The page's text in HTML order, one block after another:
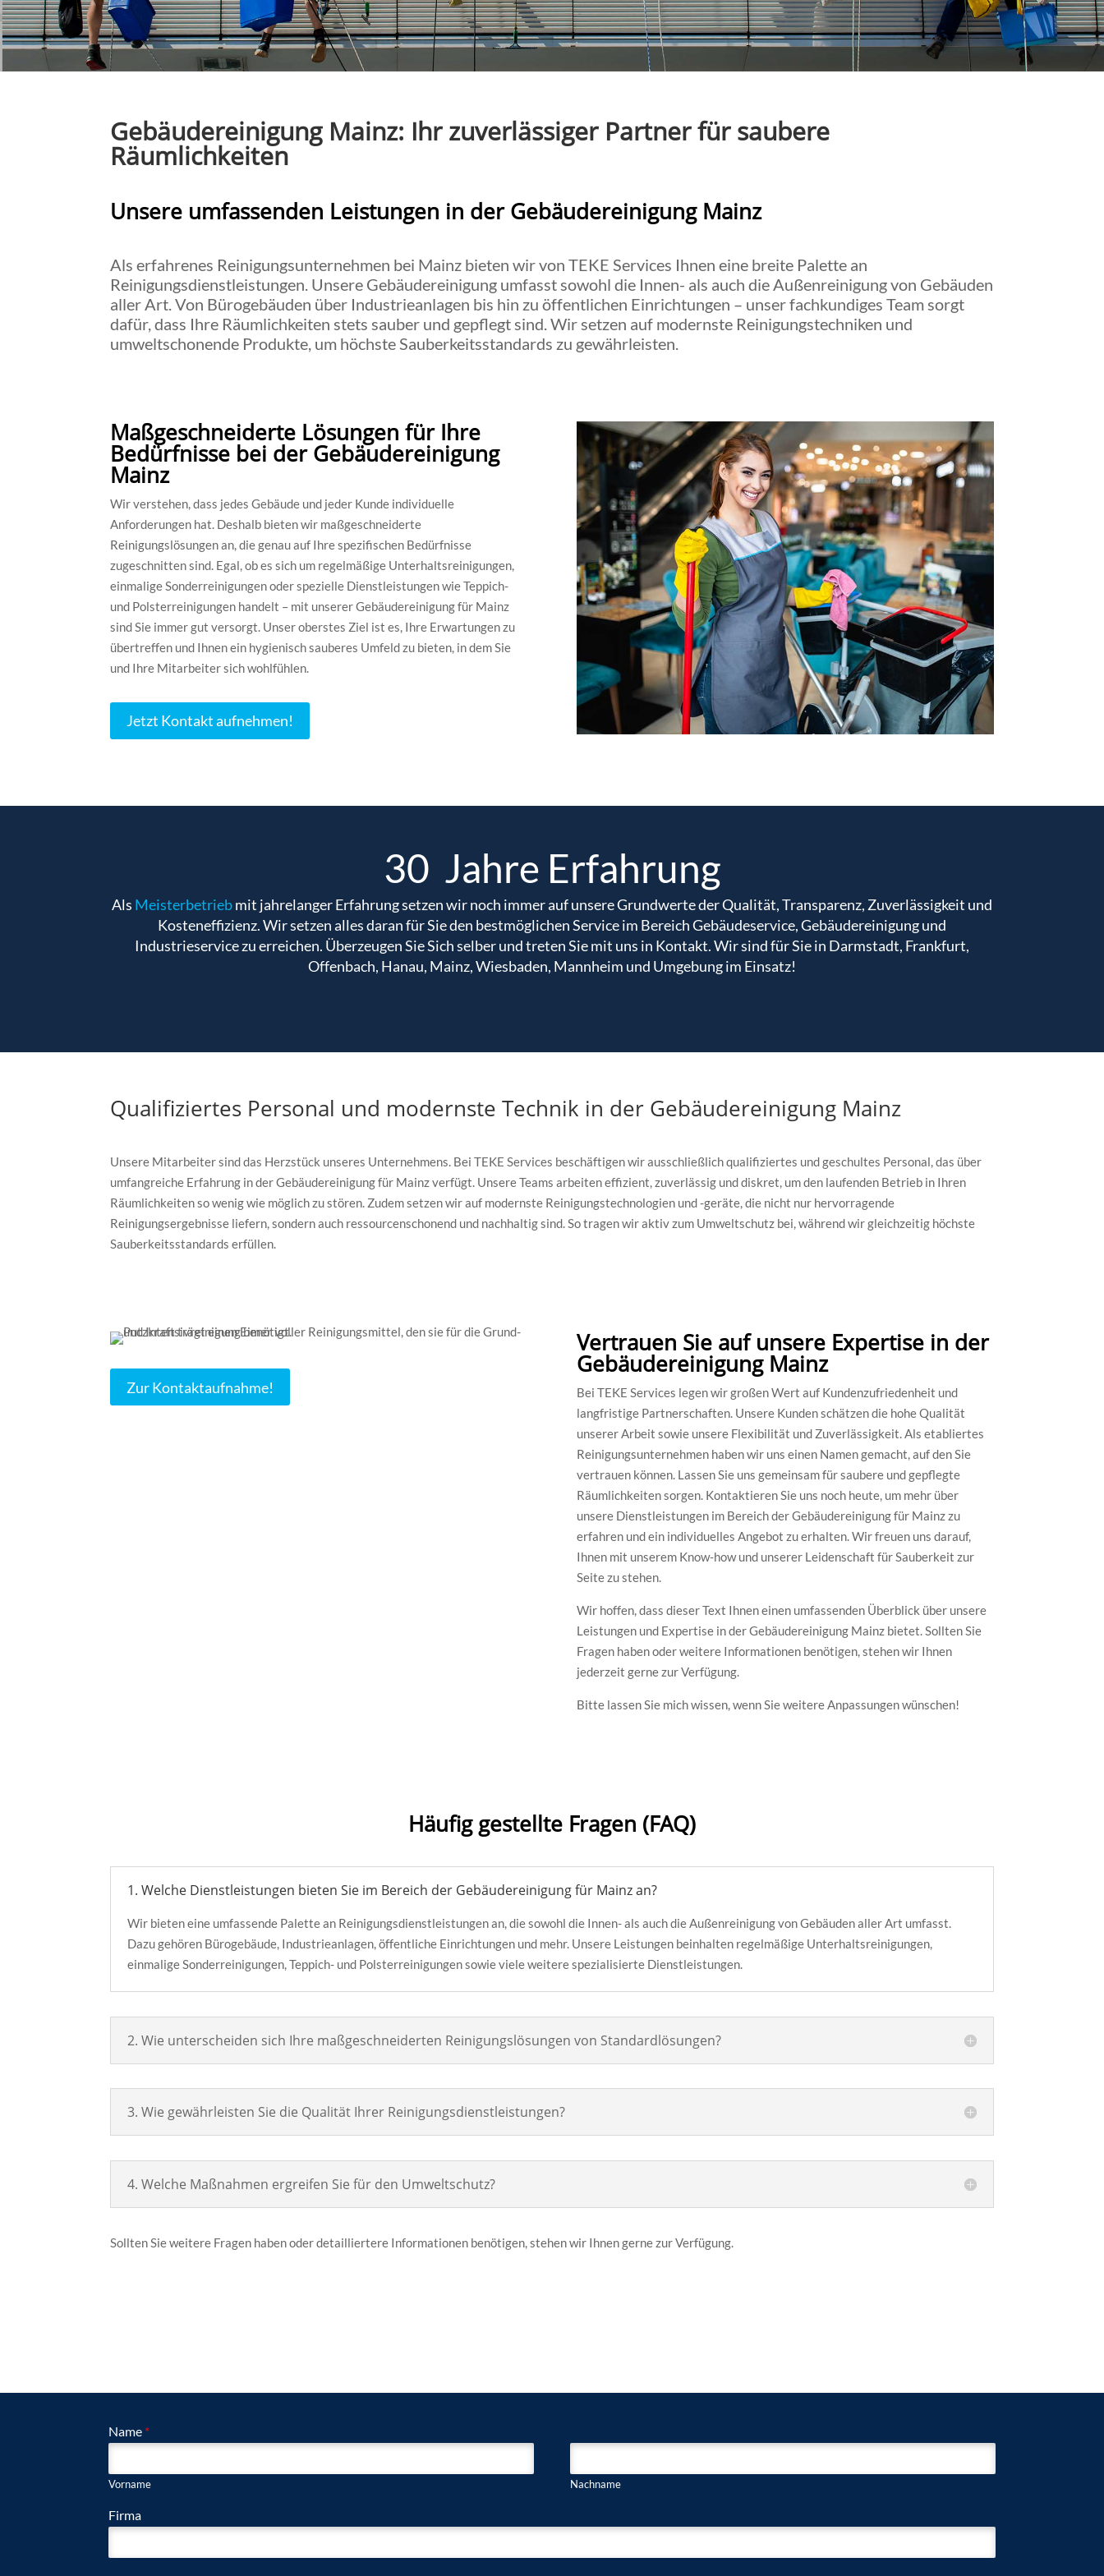
Gebäudereinigung Mainz: Ihr zuverlässiger Partner für saubere
Räumlichkeiten
Unsere umfassenden Leistungen in der Gebäudereinigung Mainz
Als erfahrenes Reinigungsunternehmen bei Mainz bieten wir von TEKE Services Ihnen eine breite Palette an
Reinigungsdienstleistungen. Unsere Gebäudereinigung umfasst sowohl die Innen- als auch die Außenreinigung von Gebäuden
aller Art. Von Bürogebäuden über Industrieanlagen bis hin zu öffentlichen Einrichtungen – unser fachkundiges Team sorgt
dafür, dass Ihre Räumlichkeiten stets sauber und gepflegt sind. Wir setzen auf modernste Reinigungstechniken und
umweltschonende Produkte, um höchste Sauberkeitsstandards zu gewährleisten.
Maßgeschneiderte Lösungen für Ihre
Bedürfnisse bei der Gebäudereinigung
Mainz
Wir verstehen, dass jedes Gebäude und jeder Kunde individuelle
Anforderungen hat. Deshalb bieten wir maßgeschneiderte
Reinigungslösungen an, die genau auf Ihre spezifischen Bedürfnisse
zugeschnitten sind. Egal, ob es sich um regelmäßige Unterhaltsreinigungen,
einmalige Sonderreinigungen oder spezielle Dienstleistungen wie Teppich-
und Polsterreinigungen handelt – mit unserer Gebäudereinigung für Mainz
sind Sie immer gut versorgt. Unser oberstes Ziel ist es, Ihre Erwartungen zu
übertreffen und Ihnen ein hygienisch sauberes Umfeld zu bieten, in dem Sie
und Ihre Mitarbeiter sich wohlfühlen.
Jetzt Kontakt aufnehmen!
30 Jahre Erfahrung
Als Meisterbetriebmit jahrelanger Erfahrung setzen wir noch immer auf unsere Grundwerte der Qualität, Transparenz, Zuverlässigkeit und
Kosteneffizienz. Wir setzen alles daran für Sie den bestmöglichen Service im Bereich Gebäudeservice, Gebäudereinigung und
Industrieservice zu erreichen. Überzeugen Sie Sich selber und treten Sie mit uns in Kontakt. Wir sind für Sie in Darmstadt, Frankfurt,
Offenbach, Hanau, Mainz, Wiesbaden, Mannheim und Umgebung im Einsatz!
Qualifiziertes Personal und modernste Technik in der Gebäudereinigung Mainz
Unsere Mitarbeiter sind das Herzstück unseres Unternehmens. Bei TEKE Services beschäftigen wir ausschließlich qualifiziertes und geschultes Personal, das über
umfangreiche Erfahrung in der Gebäudereinigung für Mainz verfügt. Unsere Teams arbeiten effizient, zuverlässig und diskret, um den laufenden Betrieb in Ihren
Räumlichkeiten so wenig wie möglich zu stören. Zudem setzen wir auf modernste Reinigungstechnologien und -geräte, die nicht nur hervorragende
Reinigungsergebnisse liefern, sondern auch ressourcenschonend und nachhaltig sind. So tragen wir aktiv zum Umweltschutz bei, während wir gleichzeitig höchste
Sauberkeitsstandards erfüllen.
Zur Kontaktaufnahme!
Vertrauen Sie auf unsere Expertise in der
Gebäudereinigung Mainz
Bei TEKE Services legen wir großen Wert auf Kundenzufriedenheit und
langfristige Partnerschaften. Unsere Kunden schätzen die hohe Qualität
unserer Arbeit sowie unsere Flexibilität und Zuverlässigkeit. Als etabliertes
Reinigungsunternehmen haben wir uns einen Namen gemacht, auf den Sie
vertrauen können. Lassen Sie uns gemeinsam für saubere und gepflegte
Räumlichkeiten sorgen. Kontaktieren Sie uns noch heute, um mehr über
unsere Dienstleistungen im Bereich der Gebäudereinigung für Mainz zu
erfahren und ein individuelles Angebot zu erhalten. Wir freuen uns darauf,
Ihnen mit unserem Know-how und unserer Leidenschaft für Sauberkeit zur
Seite zu stehen.
Wir hoffen, dass dieser Text Ihnen einen umfassenden Überblick über unsere
Leistungen und Expertise in der Gebäudereinigung Mainz bietet. Sollten Sie
Fragen haben oder weitere Informationen benötigen, stehen wir Ihnen
jederzeit gerne zur Verfügung.
Bitte lassen Sie mich wissen, wenn Sie weitere Anpassungen wünschen!
Häufig gestellte Fragen (FAQ)
1. Welche Dienstleistungen bieten Sie im Bereich der Gebäudereinigung für Mainz an?
Wir bieten eine umfassende Palette an Reinigungsdienstleistungen an, die sowohl die Innen- als auch die Außenreinigung von Gebäuden aller Art umfasst.
Dazu gehören Bürogebäude, Industrieanlagen, öffentliche Einrichtungen und mehr. Unsere Leistungen beinhalten regelmäßige Unterhaltsreinigungen,
einmalige Sonderreinigungen, Teppich- und Polsterreinigungen sowie viele weitere spezialisierte Dienstleistungen.
2. Wie unterscheiden sich Ihre maßgeschneiderten Reinigungslösungen von Standardlösungen?
3. Wie gewährleisten Sie die Qualität Ihrer Reinigungsdienstleistungen?
4. Welche Maßnahmen ergreifen Sie für den Umweltschutz?
Sollten Sie weitere Fragen haben oder detailliertere Informationen benötigen, stehen wir Ihnen gerne zur Verfügung.
Name *
Vorname Nachname
Firma